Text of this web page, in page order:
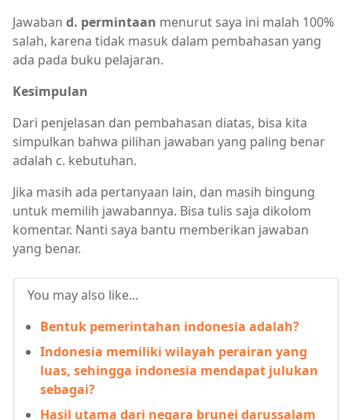
Jawaban d. permintaan menurut saya ini malah 100%
salah, karena tidak masuk dalam pembahasan yang
ada pada buku pelajaran.
Kesimpulan
Dari penjelasan dan pembahasan diatas, bisa kita
simpulkan bahwa pilihan jawaban yang paling benar
adalah c. kebutuhan.
Jika masih ada pertanyaan lain, dan masih bingung
untuk memilih jawabannya. Bisa tulis saja dikolom
komentar. Nanti saya bantu memberikan jawaban
yang benar.
You may also like...
Bentuk pemerintahan indonesia adalah?
Indonesia memiliki wilayah perairan yang
luas, sehingga indonesia mendapat julukan
sebagai?
Hasil utama dari negara brunei darussalam